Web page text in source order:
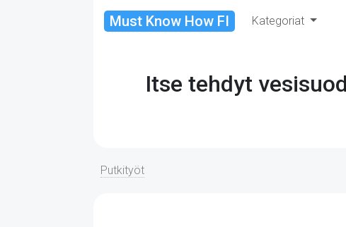
Must Know How FI Kategoriat
Itse tehdyt
Putkityöt